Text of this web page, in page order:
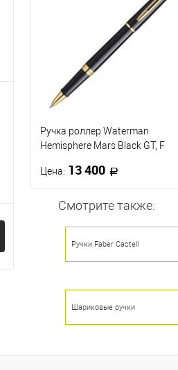
К
В наличии
Ручка роллер Waterman
Hemisphere Mars Black GT, F
Цена: 13 400
В корзину
Купить в 1 клик
Смотрите также:
Ручки Faber Castell
Шариковые ручки